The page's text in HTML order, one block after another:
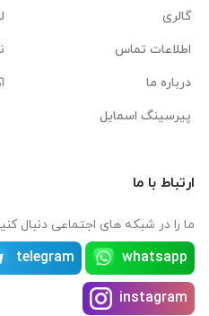
گالری
اطلاعات تماس
درباره ما
پیرسینگ اسمایل
ارتباط با ما
ما را در شبکه های اجتماعی دنبال
whatsapp
telegram
instagram